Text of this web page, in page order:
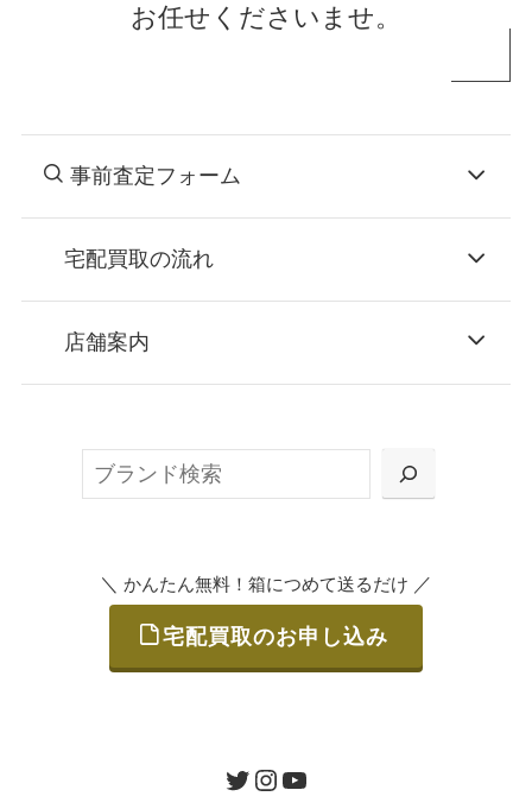
お任せくださいませ。
事前査定フォーム
宅配買取の流れ
お申込み
または梱包材不要の「集荷申込」からお選び
ご発送
店舗案内
＼ かんたん無料！箱につめて送るだけ ／
宅配買取のお申し込み
ツイッターインスタグラムユーチューブ